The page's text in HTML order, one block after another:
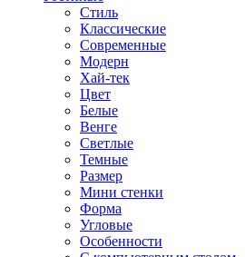
Стиль
Классические
Современные
Модерн
Хай-тек
Цвет
Белые
Венге
Светлые
Темные
Размер
Мини стенки
Форма
Угловые
Особенности